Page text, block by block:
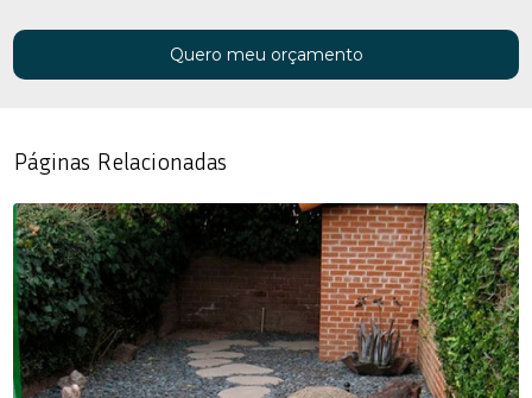
Quero meu orçamento
Páginas Relacionadas